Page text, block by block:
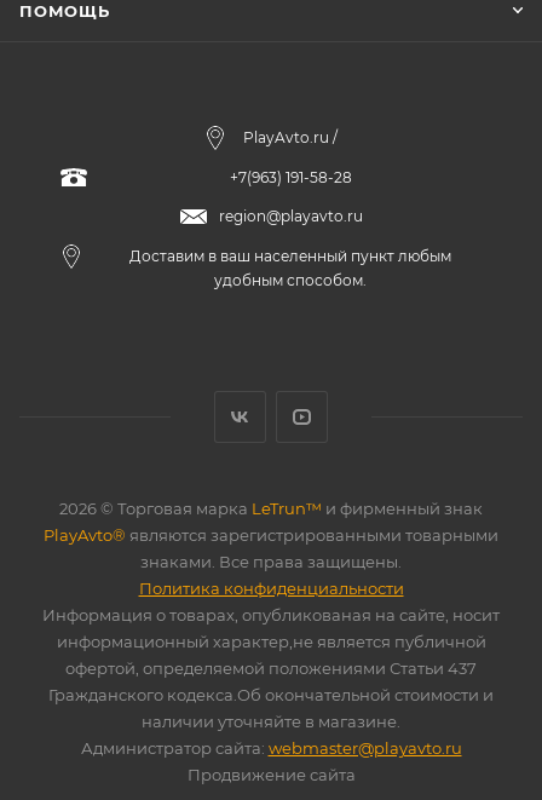
ПОМОЩЬ
PlayAvto.ru /
+7(963) 191-58-28
region@playavto.ru
Доставим в ваш населенный пункт любым
удобным способом.
2026 © Торговая марка LeTrun™ и фирменный знак
PlayAvto® являются зарегистрированными товарными
знаками. Все права защищены.
Политика конфиденциальности
Информация о товарах, опубликованая на сайте, носит
информационный характер,не является публичной
офертой, определяемой положениями Статьи 437
Гражданского кодекса.Об окончательной стоимости и
наличии уточняйте в магазине.
Администратор сайта: webmaster@playavto.ru
Продвижение сайта